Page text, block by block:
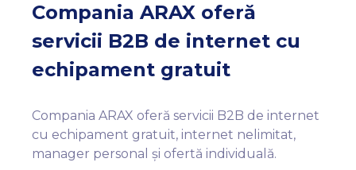
Compania ARAX oferă
servicii B2B de internet cu
echipament gratuit
Compania ARAX oferă servicii B2B de internet
cu echipament gratuit, internet nelimitat,
manager personal și ofertă individuală.